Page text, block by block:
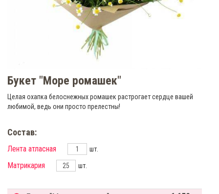
Букет "Море ромашек"
Целая охапка белоснежных ромашек растрогает сердце вашей
любимой, ведь они просто прелестны!
Состав:
Лента атласная шт.
Матрикария шт.